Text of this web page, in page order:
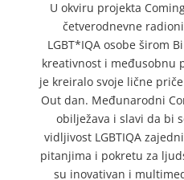
U okviru projekta
četverodnevne
LGBT*IQA osobe širom
kreativnost i međusobnu
je kreiralo svoje lične
Out dan. Međunarodni
obilježava i slavi da bi
vidljivost LGBTIQA
pitanjima i pokretu za
su inovativan i